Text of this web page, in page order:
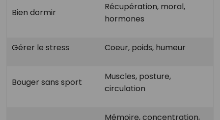
Bien dormir
Récupération, moral,
hormones
Gérer le stress Coeur, poids, humeur
Bouger sans sport
Muscles, posture,
circulation
Mémoire, concentration,